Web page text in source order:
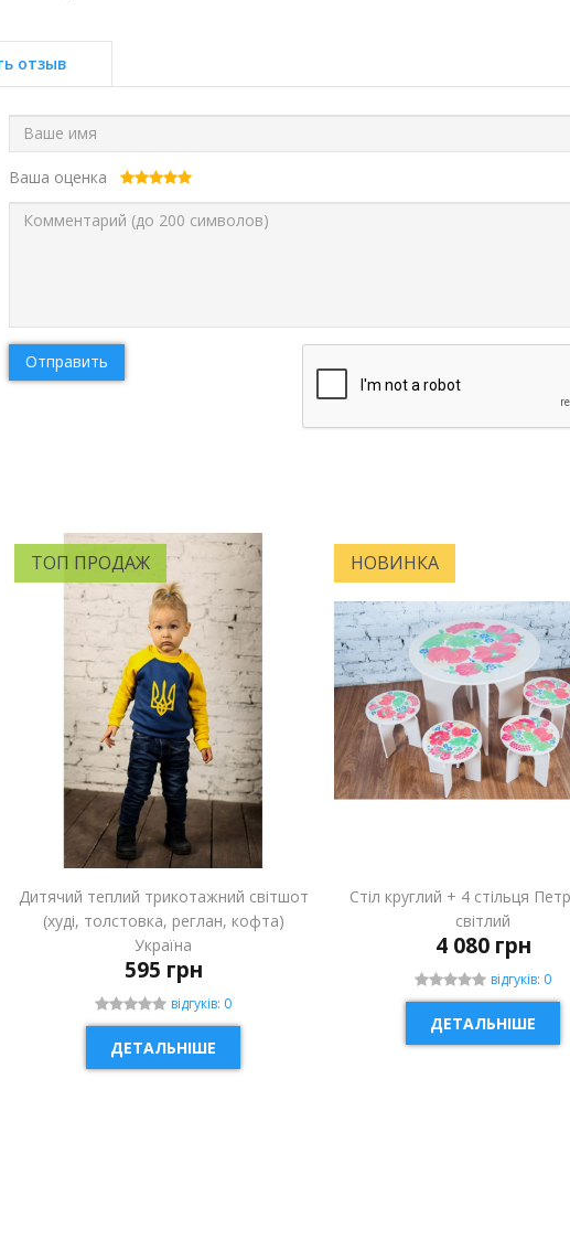
отзыв
Ваша оценка
Отправить
ТОП ПРОДАЖ
Дитячий теплий трикотажний світшот
(худі, толстовка, реглан, кофта)
Україна
595 грн
відгуків: 0
ДЕТАЛЬНІШЕ
НОВИНКА
Стіл круглий + 4 стільця
світлий
4 080 грн
відгуків: 0
ДЕТАЛЬНІШЕ